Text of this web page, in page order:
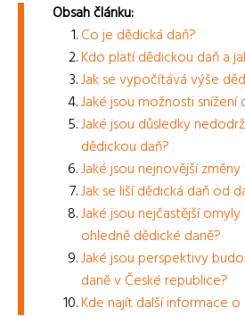
Obsah článku:
Co je dědická daň?
Kdo platí dědickou daň a
Jak se vypočítává výše
Jaké jsou možnosti snížení
Jaké jsou důsledky
dědickou daň?
Jaké jsou nejnovější
Jak se liší dědická daň od
Jaké jsou nejčastější
ohledně dědické daně?
Jaké jsou perspektivy
daně v České republice?
Kde najít další informace